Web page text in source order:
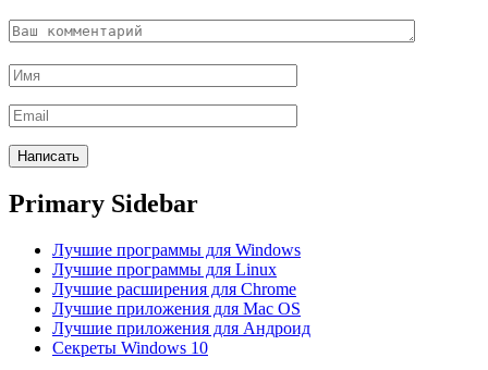
Primary Sidebar
Лучшие программы для Windows
Лучшие программы для Linux
Лучшие расширения для Chrome
Лучшие приложения для Mac OS
Лучшие приложения для Андроид
Секреты Windows 10